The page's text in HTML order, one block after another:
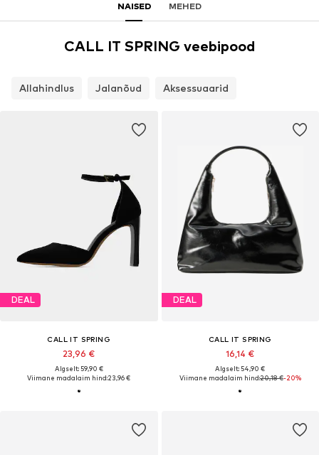
NAISED MEHED
CALL IT SPRING veebipood
Allahindlus Jalanõud Aksessuaarid
DEAL
CALL IT SPRING
23,96 €
Algselt: 59,90 €
Viimane madalaim hind:23,96 €
DEAL
CALL IT SPRING
16,14 €
Algselt: 54,90 €
Viimane madalaim hind:20,18 €-20%